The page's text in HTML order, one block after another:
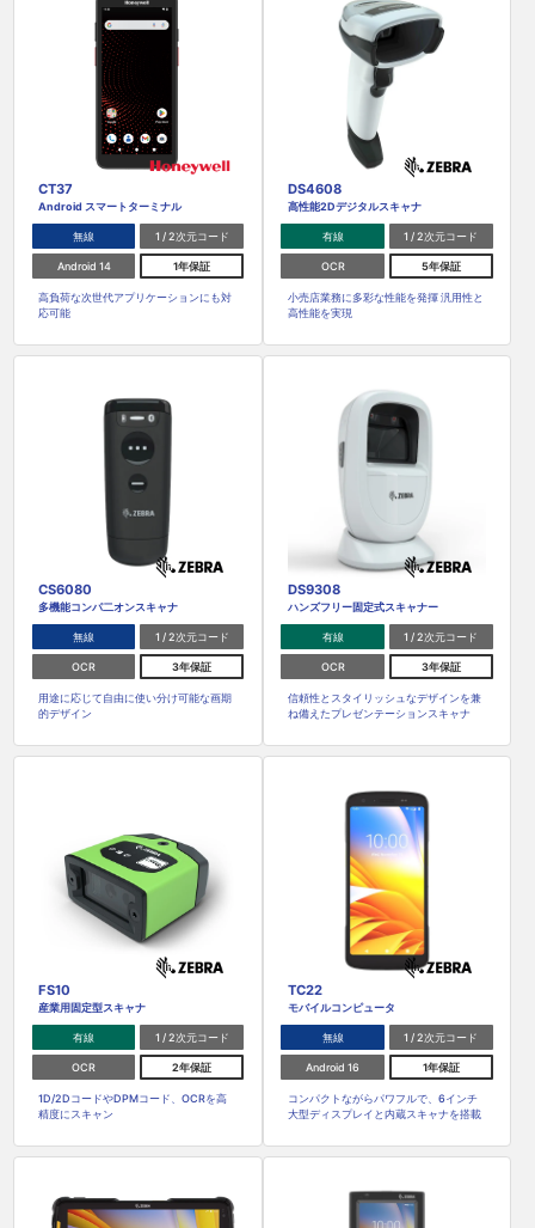
CT37
Android スマートターミナル
無線 1 / 2次元コード
Android 14 1年保証
高負荷な次世代アプリケーションにも対
応可能
DS4608
高性能2Dデジタルスキャナ
有線 1 / 2次元コード
OCR 5年保証
小売店業務に多彩な性能を発揮 汎用性と
高性能を実現
CS6080
多機能コンパ二オンスキャナ
無線 1 / 2次元コード
OCR 3年保証
用途に応じて自由に使い分け可能な画期
的デザイン
DS9308
ハンズフリー固定式スキャナー
有線 1 / 2次元コード
OCR 3年保証
信頼性とスタイリッシュなデザインを兼
ね備えたプレゼンテーションスキャナ
FS10
産業用固定型スキャナ
有線 1 / 2次元コード
OCR 2年保証
1D/2DコードやDPMコード、OCRを高
精度にスキャン
TC22
モバイルコンピュータ
無線 1 / 2次元コード
Android 16 1年保証
コンパクトながらパワフルで、6インチ
大型ディスプレイと内蔵スキャナを搭載